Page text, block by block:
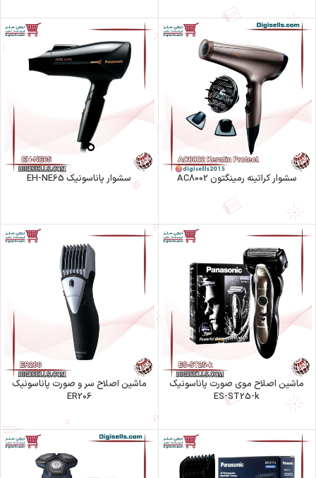
سشوار کراتینه رمینگتون AC8002 سشوار پاناسونیک EH-NE65
ماشین اصلاح موی صورت پاناسونیک
ES-ST25-k
ماشین اصلاح سر و صورت پاناسونیک
ER206